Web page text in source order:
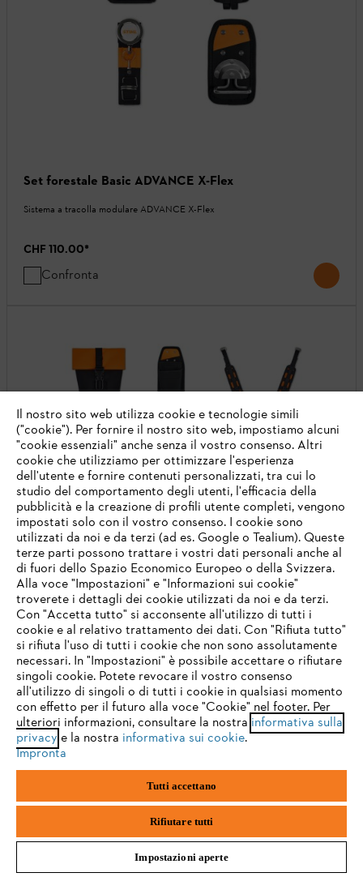
Set forestale Basic ADVANCE X-Flex
Sistema a tracolla modulare ADVANCE X-Flex
CHF 110.00*
Confronta
Set forestale ADVANCE X F-Flex Pro
Sistema a tracolla modulare ADVANCE X-Flex
CHF 166.00
Confronta
IHR BROWSER WIRD NICHT
UNTERSTÜTZT
Sie nutzen einen Browser, den wir noch nicht unterstützen. Für
eine optimale Nutzung unserer Seite empfehlen wir Ihnen, zu
einem der folgenden Browser zu wechseln:
firefox chrome
safari edge
Il nostro sito web utilizza cookie e tecnologie simili
("cookie"). Per fornire il nostro sito web, impostiamo alcuni
"cookie essenziali" anche senza il vostro consenso. Altri
cookie che utilizziamo per ottimizzare l'esperienza
dell'utente e fornire contenuti personalizzati, tra cui lo
studio del comportamento degli utenti, l'efficacia della
pubblicità e la creazione di profili utente completi, vengono
impostati solo con il vostro consenso. I cookie sono
utilizzati da noi e da terzi (ad es. Google o Tealium). Queste
terze parti possono trattare i vostri dati personali anche al
di fuori dello Spazio Economico Europeo o della Svizzera.
Alla voce "Impostazioni" e "Informazioni sui cookie"
troverete i dettagli dei cookie utilizzati da noi e da terzi.
Con "Accetta tutto" si acconsente all'utilizzo di tutti i
cookie e al relativo trattamento dei dati. Con "Rifiuta tutto"
si rifiuta l'uso di tutti i cookie che non sono assolutamente
necessari. In "Impostazioni" è possibile accettare o rifiutare
singoli cookie. Potete revocare il vostro consenso
all'utilizzo di singoli o di tutti i cookie in qualsiasi momento
con effetto per il futuro alla voce "Cookie" nel footer. Per
ulteriori informazioni, consultare la nostra informativa sulla
privacy e la nostra informativa sui cookie.
Impronta
Tutti accettano
Rifiutare tutti
Impostazioni aperte